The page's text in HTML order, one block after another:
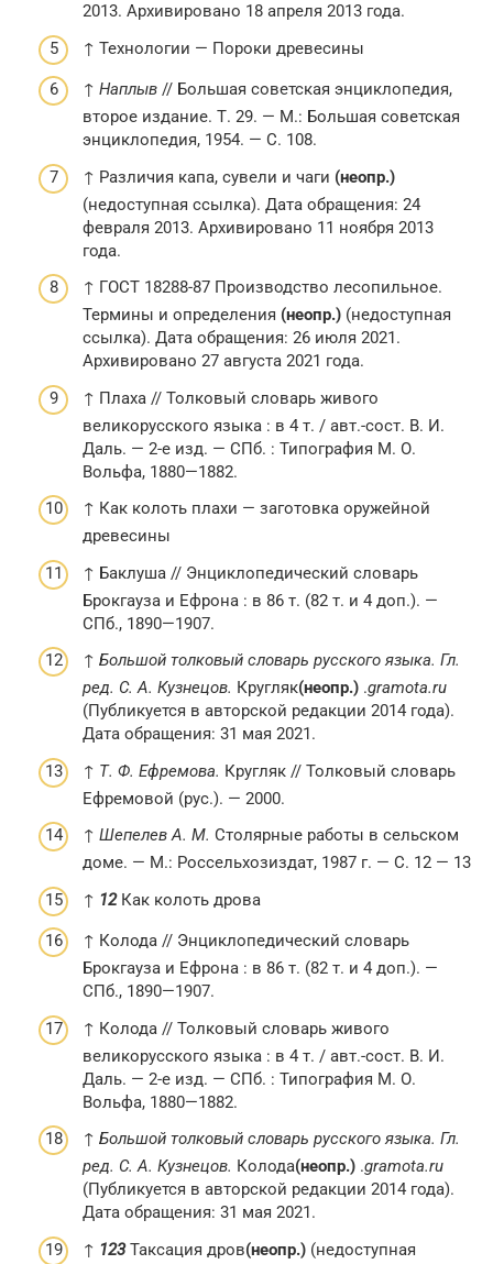
2013. Архивировано 18 апреля 2013 года.
↑ Технологии — Пороки древесины
↑ Наплыв // Большая советская энциклопедия,
второе издание. Т. 29. — М.: Большая советская
энциклопедия, 1954. — С. 108.
↑ Различия капа, сувели и чаги (неопр.)
(недоступная ссылка). Дата обращения: 24
февраля 2013. Архивировано 11 ноября 2013
года.
↑ ГОСТ 18288-87 Производство лесопильное.
Термины и определения (неопр.) (недоступная
ссылка). Дата обращения: 26 июля 2021.
Архивировано 27 августа 2021 года.
↑ Плаха // Толковый словарь живого
великорусского языка : в 4 т. / авт.-сост. В. И.
Даль. — 2-е изд. — СПб. : Типография М. О.
Вольфа, 1880—1882.
↑ Как колоть плахи — заготовка оружейной
древесины
↑ Баклуша // Энциклопедический словарь
Брокгауза и Ефрона : в 86 т. (82 т. и 4 доп.). —
СПб., 1890—1907.
↑ Большой толковый словарь русского языка. Гл.
ред. С. А. Кузнецов. Кругляк(неопр.) .gramota.ru
(Публикуется в авторской редакции 2014 года).
Дата обращения: 31 мая 2021.
↑ Т. Ф. Ефремова. Кругляк // Толковый словарь
Ефремовой (рус.). — 2000.
↑ Шепелев А. М. Столярные работы в сельском
доме. — М.: Россельхозиздат, 1987 г. — С. 12 — 13
↑ 12Как колоть дрова
↑ Колода // Энциклопедический словарь
Брокгауза и Ефрона : в 86 т. (82 т. и 4 доп.). —
СПб., 1890—1907.
↑ Колода // Толковый словарь живого
великорусского языка : в 4 т. / авт.-сост. В. И.
Даль. — 2-е изд. — СПб. : Типография М. О.
Вольфа, 1880—1882.
↑ Большой толковый словарь русского языка. Гл.
ред. С. А. Кузнецов. Колода(неопр.) .gramota.ru
(Публикуется в авторской редакции 2014 года).
Дата обращения: 31 мая 2021.
↑ 123Таксация дров(неопр.) (недоступная